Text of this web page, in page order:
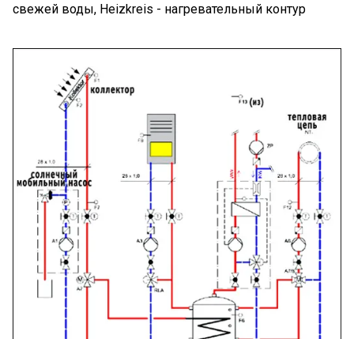
свежей воды, Heizkreis - нагревательный контур